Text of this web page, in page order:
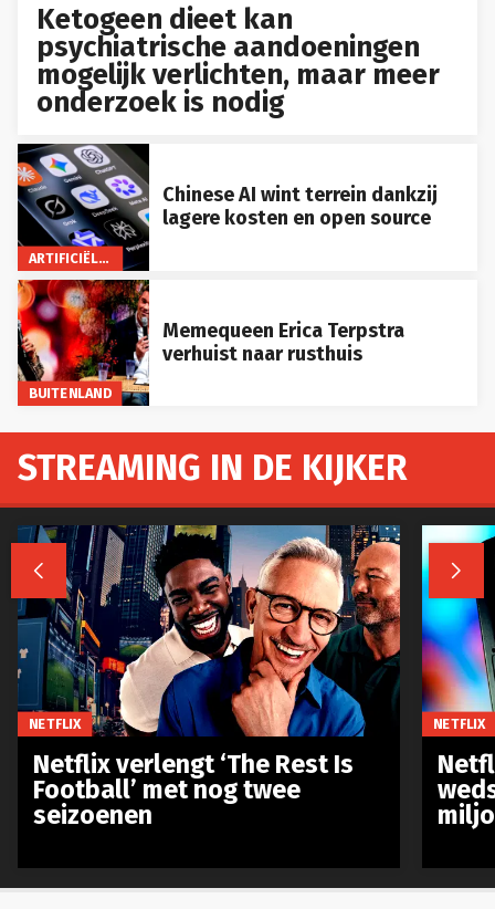
Ketogeen dieet kan
psychiatrische aandoeningen
mogelijk verlichten, maar meer
onderzoek is nodig
ARTIFICIËLE INTELLIGENTIE
Chinese AI wint terrein dankzij
lagere kosten en open source
BUITENLAND
Memequeen Erica Terpstra
verhuist naar rusthuis
STREAMING IN DE KIJKER
 
NETFLIX
Netflix verlengt ‘The Rest Is
Football’ met nog twee
seizoenen
NETFLIX